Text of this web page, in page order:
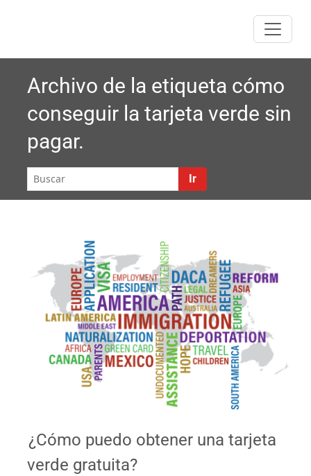
Archivo de la etiqueta cómo
conseguir la tarjeta verde sin
pagar.
Ir
¿Cómo puedo obtener una tarjeta
verde gratuita?